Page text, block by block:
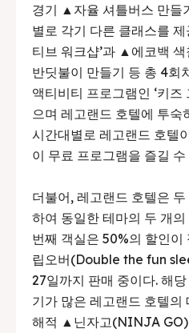
경기 ▲자율 셔틀버스 만들
별로 각기 다른 클래스를
티브 워크샵’과 ▲에코백
반딧불이 만들기 등 총 4회
액티비티 프로그램인 ‘키즈
으며 레고랜드 호텔에 투
시간대별로 레고랜드 호텔
이 무료 프로그램을 즐길 수
더불어, 레고랜드 호텔은
하여 동일한 테마의 두 개
번째 객실은 50%의 할인이
립오버(Double the fun
27일까지 판매 중이다. 해
기가 많은 레고랜드 호텔
해적 ▲닌자고(NINJA GO)